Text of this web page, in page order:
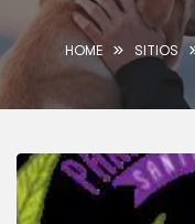
HOME SITIOS